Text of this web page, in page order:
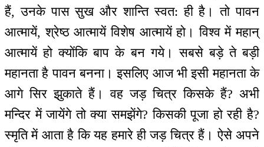
हैं, उनके पास सुख और शान्ति स्वत: ही है। तो पावन
आत्मायें, श्रेष्ठ आत्मायें विशेष आत्मायें हो। विश्व में महान्
आत्मायें हो क्योंकि बाप के बन गये। सबसे बड़े ते बड़ी
महानता है पावन बनना। इसलिए आज भी इसी महानता के
आगे सिर झुकाते हैं। वह जड़ चित्र किसके हैं? अभी
मन्दिर में जायेंगे तो क्या समझेंगे? किसकी पूजा हो रही है?
स्मृति में आता है कि यह हमारे ही जड़ चित्र हैं। ऐसे अपने